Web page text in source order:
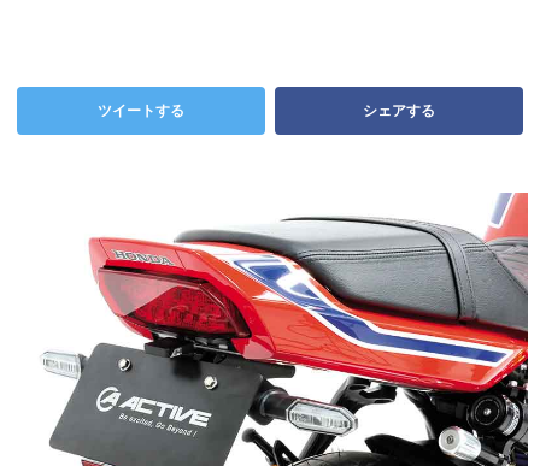
ツイートする シェアする